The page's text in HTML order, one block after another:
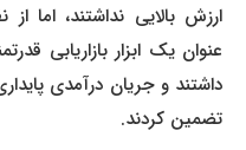
ارزش بالایی نداشتند، اما
داشتند و جریان درآمدی
تضمین کردند.